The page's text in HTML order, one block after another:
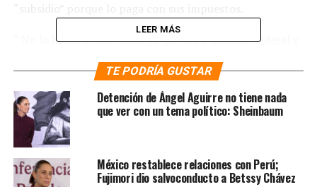
“ No lo había hecho antes ya que era Diputado Federal y
tipo de subsidios generalizados. Vergonzoso es que el
gobierno privatice el gasto público para comprar votos,
que atropelle la privacidad de los ciudadanos en
instalaciones oficiales (lo cual es un delito), y que desde
lo más alto de un poder ya ostensiblemente dictatorial
se siga agrediendo a opositores sólo por ejercer un
derecho! [sic]”, pronunció.
LEER MÁS
TE PODRÍA GUSTAR
Detención de Ángel Aguirre no tiene nada
que ver con un tema político: Sheinbaum
México restablece relaciones con Perú;
Fujimori dio salvoconducto a Betssy Chávez